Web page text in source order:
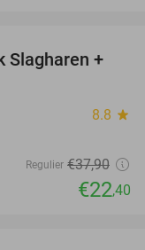
41%
Slagharen +
8.8 star
Regulier €37,90
€22,40